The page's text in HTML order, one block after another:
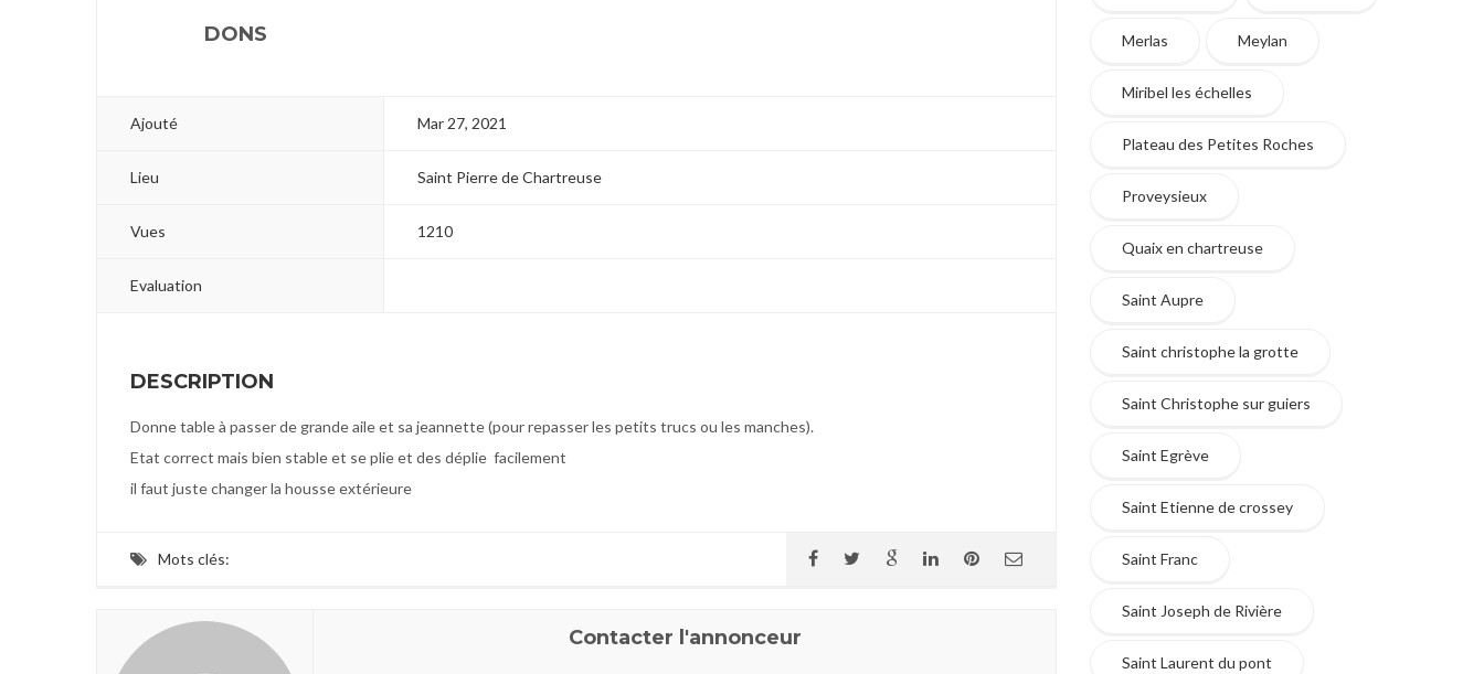
DONS
Ajouté Mar 27, 2021
Lieu Saint Pierre de Chartreuse
Vues 1210
Evaluation
DESCRIPTION
Donne table à passer de grande aile et sa jeannette (pour repasser les petits trucs ou les manches).
Etat correct mais bien stable et se plie et des déplie facilement
il faut juste changer la housse extérieure
Mots clés:
Contacter l'annonceur
Merlas Meylan
Miribel les échelles
Plateau des Petites Roches
Proveysieux
Quaix en chartreuse
Saint Aupre
Saint christophe la grotte
Saint Christophe sur guiers
Saint Egrève
Saint Etienne de crossey
Saint Franc
Saint Joseph de Rivière
Saint Laurent du pont